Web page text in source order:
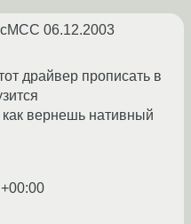
06.12.2003
драйвер прописать в
как вернешь нативный